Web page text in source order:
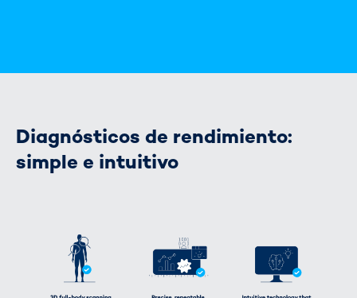
Diagnósticos de rendimiento:
simple e intuitivo